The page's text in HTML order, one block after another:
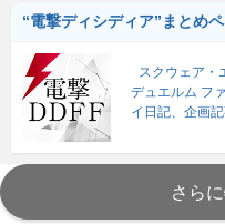
“電撃ディシディア”まとめ
スクウェア・
デュエルム フ
イ日記、企画
さら